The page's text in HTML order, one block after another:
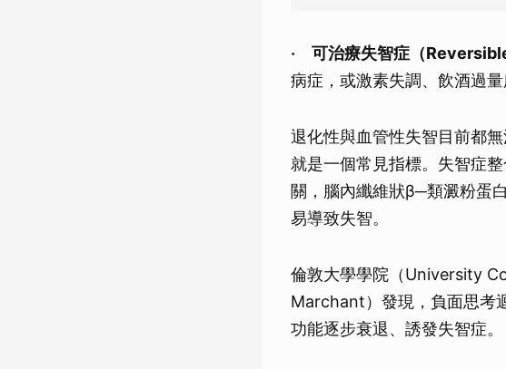
‧ 可治療失智症（
病症，或激素失調、飲酒過量
退化性與血管性失智目前都
就是一個常見指標。失智症
關，腦內纖維狀β─類澱粉蛋
易導致失智。
倫敦大學學院（University
Marchant）發現，負面思考
功能逐步衰退、誘發失智症。